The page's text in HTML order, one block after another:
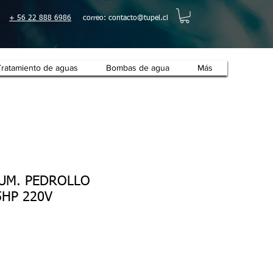
+ 56 22 888 6986 correo: contacto@tupel.cl
de aguas Bombas de agua Más
PEDROLLO
220V